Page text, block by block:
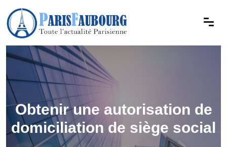
Obtenir une autorisation de
domiciliation de siège social